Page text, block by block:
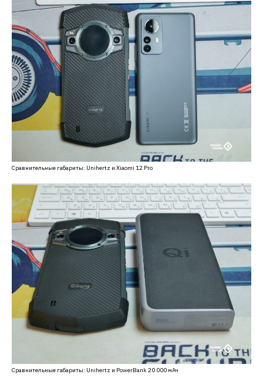
Сравнительные габариты: Unihertz и Xiaomi 12 Pro
Сравнительные габариты: Unihertz и PowerBank 20 000 мАч